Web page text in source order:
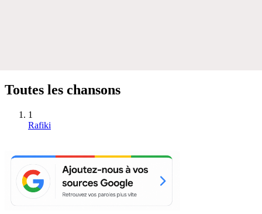
Toutes les chansons
1
Rafiki